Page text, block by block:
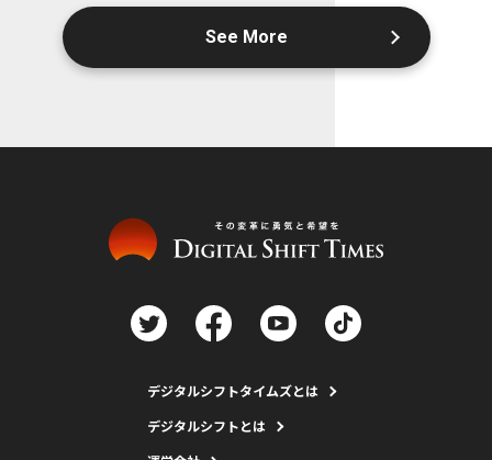
See More
デジタルシフトタイムズとは
デジタルシフトとは